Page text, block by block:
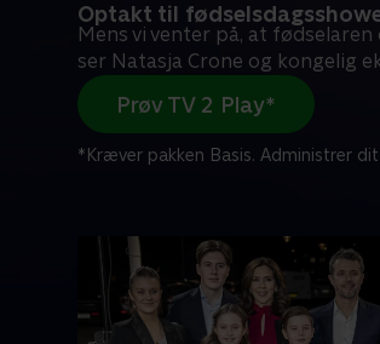
Optakt til
Mens vi venter på, at
ser Natasja Crone og kongelig
Prøv TV 2 Play*
*Kræver pakken Basis. Administrer